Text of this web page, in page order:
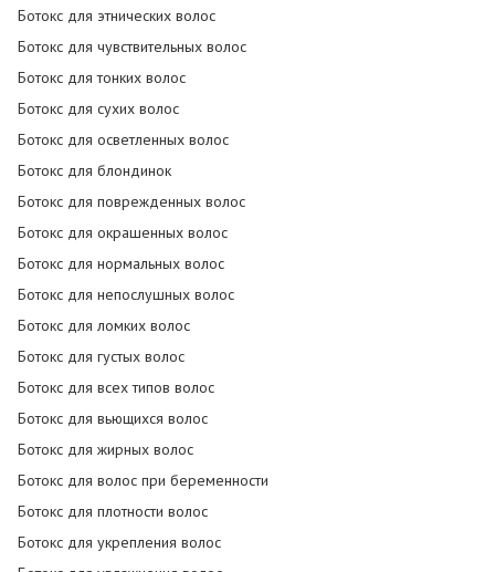
Ботокс для этнических волос
Ботокс для чувствительных волос
Ботокс для тонких волос
Ботокс для сухих волос
Ботокс для осветленных волос
Ботокс для блондинок
Ботокс для поврежденных волос
Ботокс для окрашенных волос
Ботокс для нормальных волос
Ботокс для непослушных волос
Ботокс для ломких волос
Ботокс для густых волос
Ботокс для всех типов волос
Ботокс для вьющихся волос
Ботокс для жирных волос
Ботокс для волос при беременности
Ботокс для плотности волос
Ботокс для укрепления волос